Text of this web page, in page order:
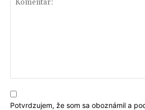
Potvrdzujem, že som sa oboznámil a